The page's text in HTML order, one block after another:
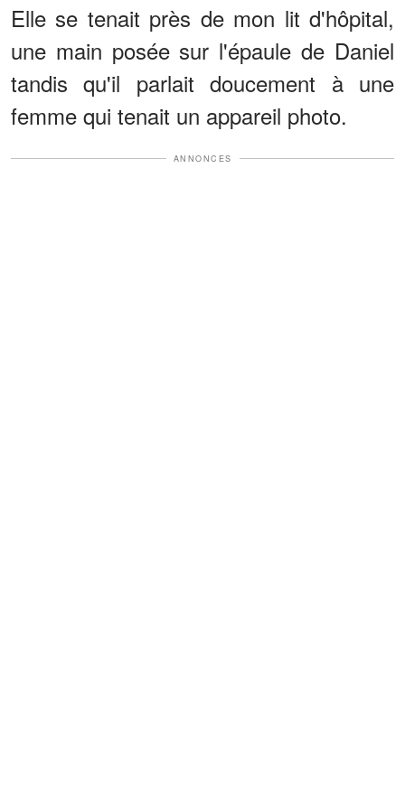
Elle se tenait près de mon lit d'hôpital,
une main posée sur l'épaule de Daniel
tandis qu'il parlait doucement à une
femme qui tenait un appareil photo.
ANNONCES